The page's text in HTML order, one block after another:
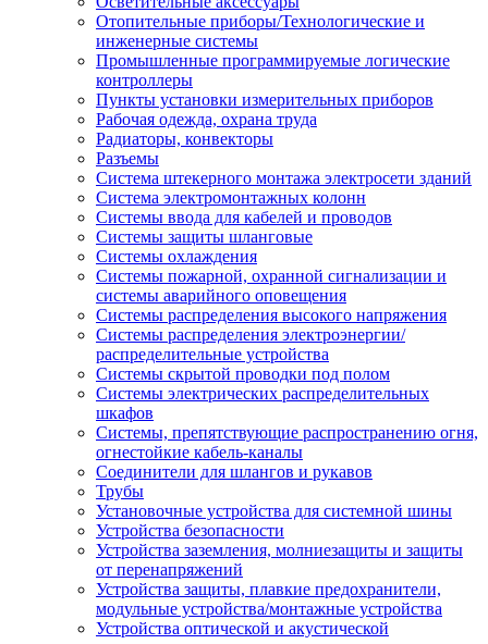
Отопительные приборы/Технологические и
инженерные системы
Промышленные программируемые логические
контроллеры
Пункты установки измерительных приборов
Рабочая одежда, охрана труда
Радиаторы, конвекторы
Разъемы
Система штекерного монтажа электросети зданий
Система электромонтажных колонн
Системы ввода для кабелей и проводов
Системы защиты шланговые
Системы охлаждения
Системы пожарной, охранной сигнализации и
системы аварийного оповещения
Системы распределения высокого напряжения
Системы распределения электроэнергии/
распределительные устройства
Системы скрытой проводки под полом
Системы электрических распределительных
шкафов
Системы, препятствующие распространению огня,
огнестойкие кабель-каналы
Соединители для шлангов и рукавов
Трубы
Установочные устройства для системной шины
Устройства безопасности
Устройства заземления, молниезащиты и защиты
от перенапряжений
Устройства защиты, плавкие предохранители,
модульные устройства/монтажные устройства
Устройства оптической и акустической